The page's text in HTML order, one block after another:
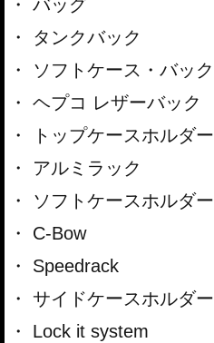
バッグ
タンクバック
ソフトケース・バック
ヘプコ レザーバック
トップケースホルダー
アルミラック
ソフトケースホルダー
C-Bow
Speedrack
サイドケースホルダー
Lock it system